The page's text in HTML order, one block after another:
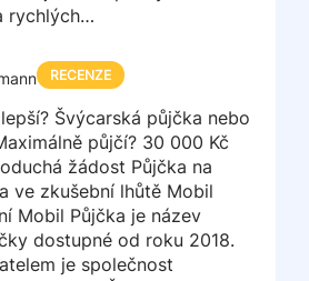
rychlých…
RECENZE
Švýcarská půjčka nebo
půjčí? 30 000 Kč
žádost Půjčka na
ve zkušební lhůtě Mobil
Mobil Půjčka je název
dostupné od roku 2018.
je společnost